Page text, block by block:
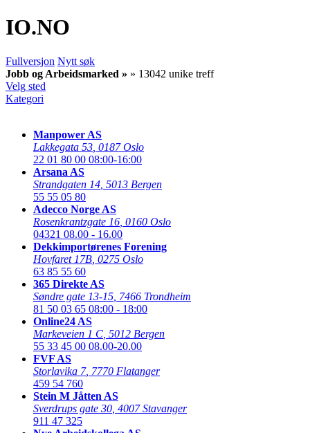
IO.NO
Fullversjon Nytt søk
Jobb og Arbeidsmarked » » 13042 unike treff
Velg sted
Kategori
Manpower AS
Lakkegata 53 0187 Oslo
22 01 80 00 08:00-16:00
Arsana AS
Strandgaten 14 5013 Bergen
55 55 05 80
Adecco Norge AS
Rosenkrantzgate 16 0160 Oslo
04321 08.00 - 16.00
Dekkimportørenes Forening
Hovfaret 17B 0275 Oslo
63 85 55 60
365 Direkte AS
Søndre gate 13-15 7466 Trondheim
81 50 03 65 08:00 - 18:00
Online24 AS
Markeveien 1 C 5012 Bergen
55 33 45 00 08.00-20.00
FVF AS
Storlavika 7, 7770 Flatanger
459 54 760
Stein M Jåtten AS
Sverdrups gate 30 4007 Stavanger
911 47 325